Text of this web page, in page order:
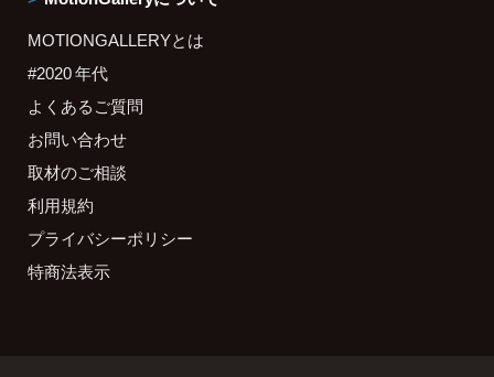
MOTIONGALLERYとは
#2020 年代
よくあるご質問
お問い合わせ
取材のご相談
利用規約
プライバシーポリシー
特商法表示